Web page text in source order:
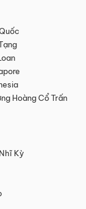
Hoàng Cổ Trấn
Kỳ